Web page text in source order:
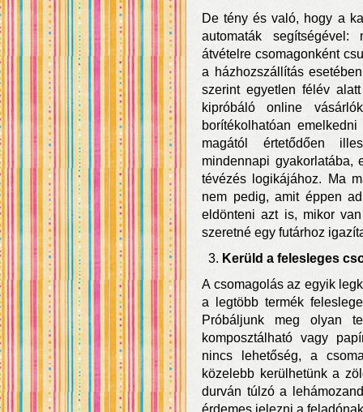
De tény és való, hogy a
automaták
átvételre csomagonként
a házhozszállítás
szerint egyetlen félév
kipróbáló online
borítékolhatóan
magától értetődően
mindennapi gyakorlatába,
tévézés logikájához. Ma
nem pedig, amit éppen
eldönteni azt is, mikor
szeretné egy futárhoz
Kerüld a felesleges
A csomagolás az egyik
a legtöbb termék
Próbáljunk meg olyan
komposztálható vagy
nincs lehetőség, a
közelebb kerülhetünk a
durván túlzó a
érdemes jelezni a